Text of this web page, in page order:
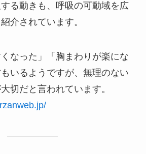
る動きも、呼吸の可動域を広
介されています。
くなった」「胸まわりが楽にな
いるようですが、無理のない
切だと言われています。